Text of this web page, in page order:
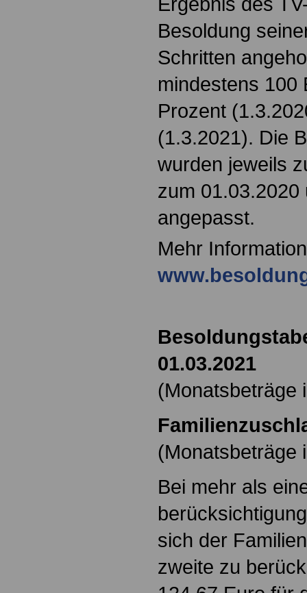
Besoldung
Schritten
mindestens 100
Prozent
(1.3.2021). Die
wurden jeweils
zum 01.03.2020
angepasst.
Mehr
01.03.2021
(Monatsbeträge
(Monatsbeträge
Bei mehr als
sich der
zweite zu